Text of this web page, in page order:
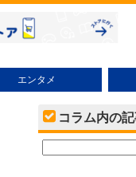
エンタメ
コラム内の